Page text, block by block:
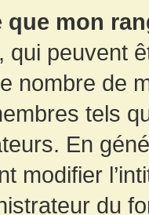
que mon
qui peuvent
nombre de
tels
En
modifier
du